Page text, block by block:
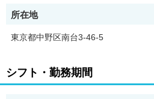
所在地
東京都中野区南台3-46-5
シフト・勤務期間